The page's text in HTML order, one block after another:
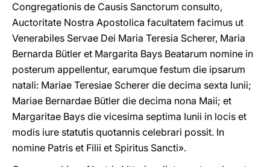
Congregationis de Causis Sanctorum consulto,
Auctoritate Nostra Apostolica facultatem facimus ut
Venerabiles Servae Dei Maria Teresia Scherer, Maria
Bernarda Bütler et Margarita Bays Beatarum nomine in
posterum appellentur, earumque festum die ipsarum
natali: Mariae Teresiae Scherer die decima sexta Iunii;
Mariae Bernardae Bütler die decima nona Maii; et
Margaritae Bays die vicesima septima Iunii in locis et
modis iure statutis quotannis celebrari possit. In
nomine Patris et Filii et Spiritus Sancti».